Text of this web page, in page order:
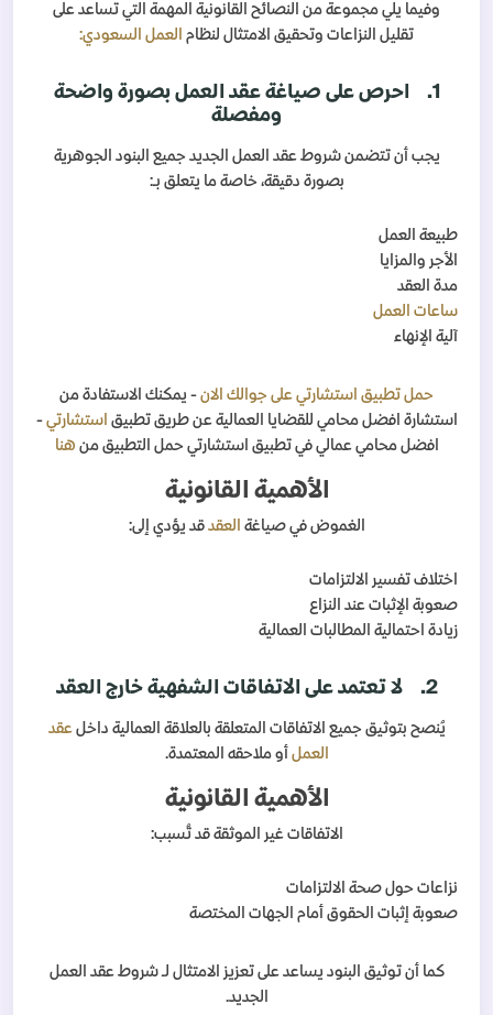
وفيما يلي مجموعة من النصائح القانونية المهمة التي تساعد على
تقليل النزاعات وتحقيق الامتثال لنظام العمل السعودي:
1.
احرص على صياغة عقد العمل بصورة واضحة
ومفصلة
يجب أن تتضمن شروط عقد العمل الجديد جميع البنود الجوهرية
بصورة دقيقة، خاصة ما يتعلق بـ:
طبيعة العمل
الأجر والمزايا
مدة العقد
ساعات العمل
آلية الإنهاء
حمل تطبيق استشارتي على جوالك الان - يمكنك الاستفادة من
استشارة افضل محامي للقضايا العمالية عن طريق تطبيق استشارتي-
افضل محامي عمالي في تطبيق استشارتي حمل التطبيق من هنا
الأهمية القانونية
الغموض في صياغة العقدقد يؤدي إلى:
اختلاف تفسير الالتزامات
صعوبة الإثبات عند النزاع
زيادة احتمالية المطالبات العمالية
2. لا تعتمد على الاتفاقات الشفهية خارج العقد
يُنصح بتوثيق جميع الاتفاقات المتعلقة بالعلاقة العمالية داخلعقد
العمل أو ملاحقه المعتمدة.
الأهمية القانونية
الاتفاقات غير الموثقة قد تُسبب:
نزاعات حول صحة الالتزامات
صعوبة إثبات الحقوق أمام الجهات المختصة
كما أن توثيق البنود يساعد على تعزيز الامتثال لـ شروط عقد العمل
الجديد.